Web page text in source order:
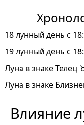
18 лунный день с
19 лунный день с
Луна в знаке Телец
Луна в знаке
Влияние